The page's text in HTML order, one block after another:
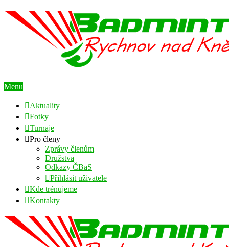
Menu
Aktuality
Fotky
Turnaje
Pro členy
Zprávy členům
Družstva
Odkazy ČBaS
Přihlásit uživatele
Kde trénujeme
Kontakty